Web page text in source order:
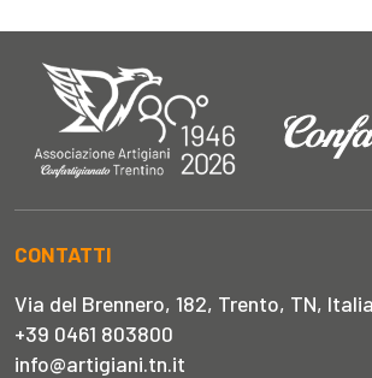
CONTATTI
Via del Brennero, 182, Trento, TN, Italia
+39 0461 803800
info@artigiani.tn.it